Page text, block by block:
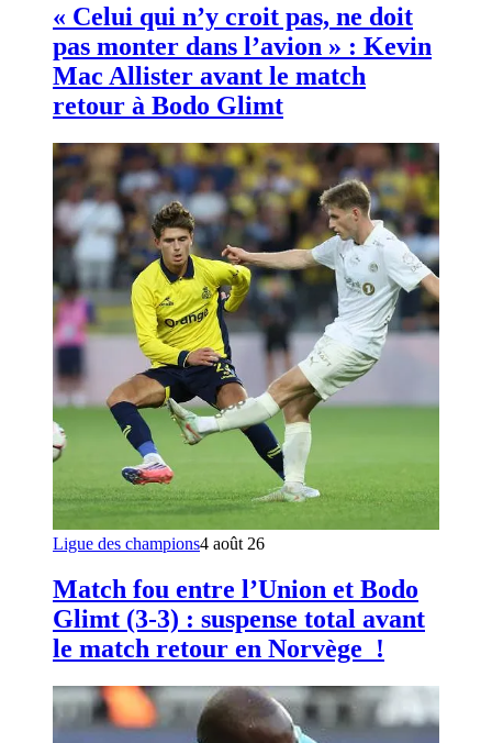
« Celui qui n’y croit pas, ne doit
pas monter dans l’avion » : Kevin
Mac Allister avant le match
retour à Bodo Glimt
Ligue des champions4 août 26
Match fou entre l’Union et Bodo
Glimt (3-3) : suspense total avant
le match retour en Norvège !